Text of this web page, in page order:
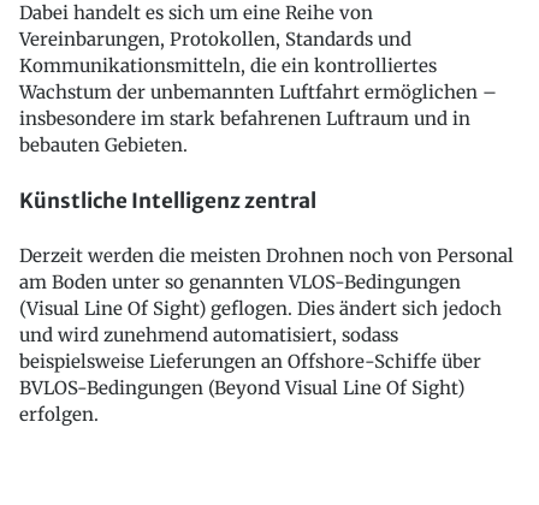
Dabei handelt es sich um eine Reihe von
Vereinbarungen, Protokollen, Standards und
Kommunikationsmitteln, die ein kontrolliertes
Wachstum der unbemannten Luftfahrt ermöglichen –
insbesondere im stark befahrenen Luftraum und in
bebauten Gebieten.
Künstliche Intelligenz zentral
Derzeit werden die meisten Drohnen noch von Personal
am Boden unter so genannten VLOS-Bedingungen
(Visual Line Of Sight) geflogen. Dies ändert sich jedoch
und wird zunehmend automatisiert, sodass
beispielsweise Lieferungen an Offshore-Schiffe über
BVLOS-Bedingungen (Beyond Visual Line Of Sight)
erfolgen.